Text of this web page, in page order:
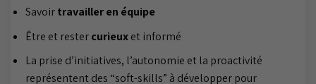
Savoirtravailler en équipe
Être et restercurieuxet informé
La prise d’initiatives, l’autonomie et la proactivité
représentent des “soft-skills” à développer pour